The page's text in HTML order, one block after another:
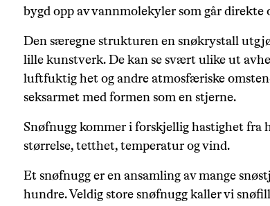
bygd opp av vannmolekyler som går
Den særegne strukturen en snøkrystall
lille kunstverk. De kan se svært ulike ut
luftfuktig het og andre atmosfæriske
seksarmet med formen som en stjerne.
Snøfnugg kommer i forskjellig hastighet fra
størrelse, tetthet, temperatur og vind.
Et snøfnugg er en ansamling av mange
hundre. Veldig store snøfnugg kaller vi